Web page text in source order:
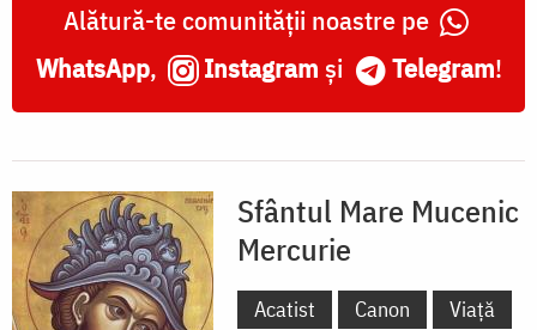
Alătură-te comunității noastre pe
WhatsApp, Instagram și Telegram!
Sfântul Mare Mucenic
Mercurie
Acatist Canon
Viață